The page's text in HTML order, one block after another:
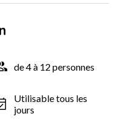
de 4 à 12 personnes
Utilisable tous les
jours